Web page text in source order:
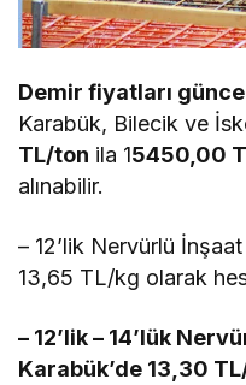
Demir fiyatları
Karabük, Bilecik ve
TL/ton ila 15450,00
alınabilir.
– 12’lik Nervürlü
13,65 TL/kg olarak
– 12’lik – 14’lük
Karabük’de 13,30